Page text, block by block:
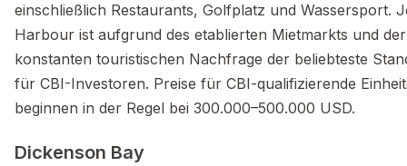
einschließlich Restaurants, Golfplatz und Wassersport.
Harbour ist aufgrund des etablierten Mietmarkts und der
konstanten touristischen Nachfrage der beliebteste
für CBI-Investoren. Preise für CBI-qualifizierende
beginnen in der Regel bei 300.000–500.000 USD.
Dickenson Bay